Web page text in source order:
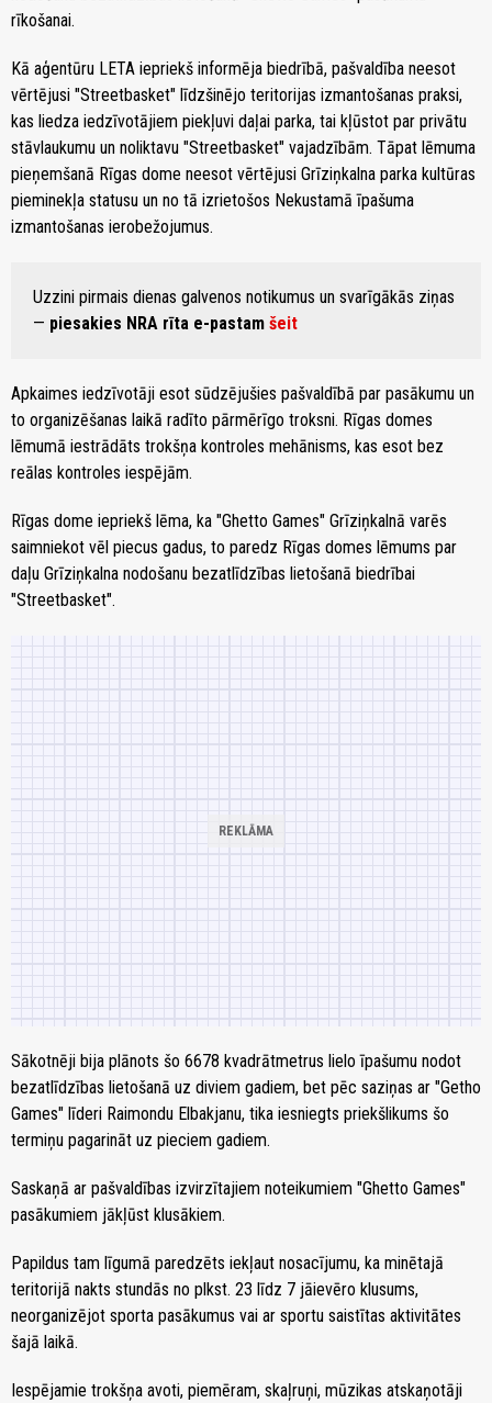
rīkošanai.
Kā aģentūru LETA iepriekš informēja biedrībā, pašvaldība neesot
vērtējusi "Streetbasket" līdzšinējo teritorijas izmantošanas praksi,
kas liedza iedzīvotājiem piekļuvi daļai parka, tai kļūstot par privātu
stāvlaukumu un noliktavu "Streetbasket" vajadzībām. Tāpat lēmuma
pieņemšanā Rīgas dome neesot vērtējusi Grīziņkalna parka kultūras
pieminekļa statusu un no tā izrietošos Nekustamā īpašuma
izmantošanas ierobežojumus.
Uzzini pirmais dienas galvenos notikumus un svarīgākās ziņas
— piesakies NRA rīta e-pastam šeit
Apkaimes iedzīvotāji esot sūdzējušies pašvaldībā par pasākumu un
to organizēšanas laikā radīto pārmērīgo troksni. Rīgas domes
lēmumā iestrādāts trokšņa kontroles mehānisms, kas esot bez
reālas kontroles iespējām.
Rīgas dome iepriekš lēma, ka "Ghetto Games" Grīziņkalnā varēs
saimniekot vēl piecus gadus, to paredz Rīgas domes lēmums par
daļu Grīziņkalna nodošanu bezatlīdzības lietošanā biedrībai
"Streetbasket".
Sākotnēji bija plānots šo 6678 kvadrātmetrus lielo īpašumu nodot
bezatlīdzības lietošanā uz diviem gadiem, bet pēc saziņas ar "Getho
Games" līderi Raimondu Elbakjanu, tika iesniegts priekšlikums šo
termiņu pagarināt uz pieciem gadiem.
Saskaņā ar pašvaldības izvirzītajiem noteikumiem "Ghetto Games"
pasākumiem jākļūst klusākiem.
Papildus tam līgumā paredzēts iekļaut nosacījumu, ka minētajā
teritorijā nakts stundās no plkst. 23 līdz 7 jāievēro klusums,
neorganizējot sporta pasākumus vai ar sportu saistītas aktivitātes
šajā laikā.
Iespējamie trokšņa avoti, piemēram, skaļruņi, mūzikas atskaņotāji